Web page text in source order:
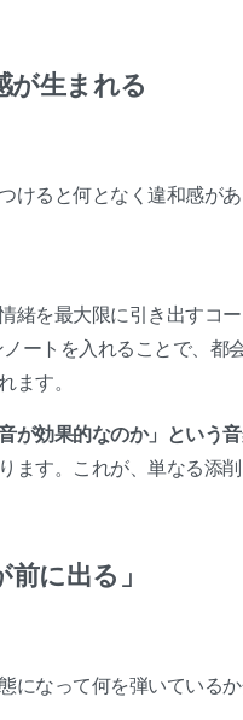
が生まれる
けると何となく違和感が
緒を最大限に引き出すコ
ートを入れることで、
ます。
音が効果的なのか」という
す。これが、単なる添
に出る」
になって何を弾いている